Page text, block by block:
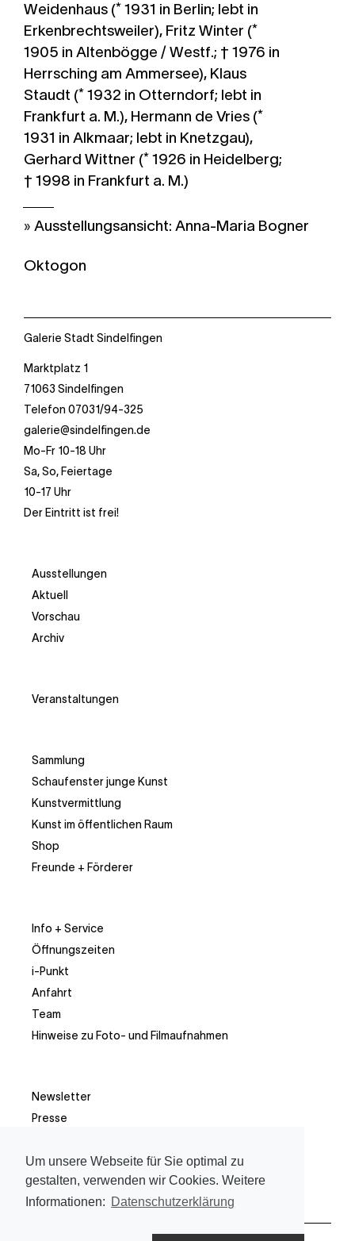
Um unsere Webseite für Sie optimal zu
gestalten, verwenden wir Cookies. Weitere
Informationen: Datenschutzerklärung
Weidenhaus (* 1931 in Berlin; lebt in
Erkenbrechtsweiler), Fritz Winter (*
1905 in Altenbögge / Westf.; † 1976 in
Herrsching am Ammersee), Klaus
Staudt (* 1932 in Otterndorf; lebt in
Frankfurt a. M.), Hermann de Vries (*
1931 in Alkmaar; lebt in Knetzgau),
Gerhard Wittner (* 1926 in Heidelberg;
† 1998 in Frankfurt a. M.)
Ausstellungsansicht: Anna-Maria Bogner
Oktogon
Galerie Stadt Sindelfingen
Marktplatz 1
71063 Sindelfingen
Telefon 07031/94-325
galerie@sindelfingen.de
Mo-Fr 10-18 Uhr
Sa, So, Feiertage
10-17 Uhr
Der Eintritt ist frei!
Ausstellungen
Aktuell
Vorschau
Archiv
Veranstaltungen
Sammlung
Schaufenster junge Kunst
Kunstvermittlung
Kunst im öffentlichen Raum
Shop
Freunde + Förderer
Info + Service
Öffnungszeiten
i-Punkt
Anfahrt
Team
Hinweise zu Foto- und Filmaufnahmen
Newsletter
Presse
Instagram